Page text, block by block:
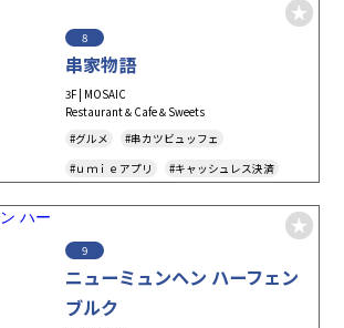
8
串家物語
3F | MOSAIC
Restaurant＆Cafe＆Sweets
#グルメ
#串カツビュッフェ
#ｕｍｉｅアプリ
#キャッシュレス決済
9
ニューミュンヘン ハーフェン
ブルク